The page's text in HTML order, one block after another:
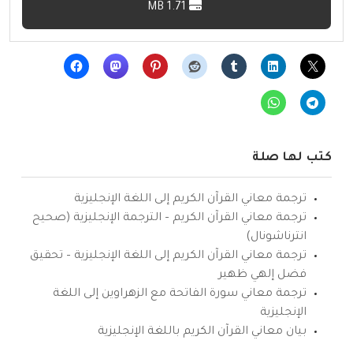
كتب لها صلة
ترجمة معاني القرآن الكريم إلى اللغة الإنجليزية
ترجمة معاني القرآن الكريم – الترجمة الإنجليزية (صحيح
انترناشونال)
ترجمة معاني القرآن الكريم إلى اللغة الإنجليزية – تحقيق
فضل إلهي ظهير
ترجمة معاني سورة الفاتحة مع الزهراوين إلى اللغة
الإنجليزية
بيان معاني القرآن الكريم باللغة الإنجليزية